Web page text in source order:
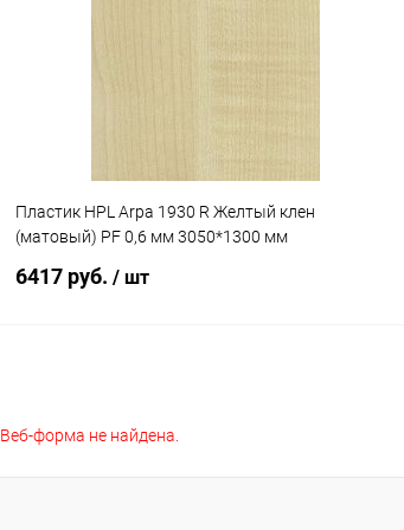
В наличии
Пластик HPL Arpa 1930 R Желтый клен
(матовый) PF 0,6 мм 3050*1300 мм
6417 руб. / шт
Купить в 1 клик
В избранное В наличии
Веб-форма не найдена.